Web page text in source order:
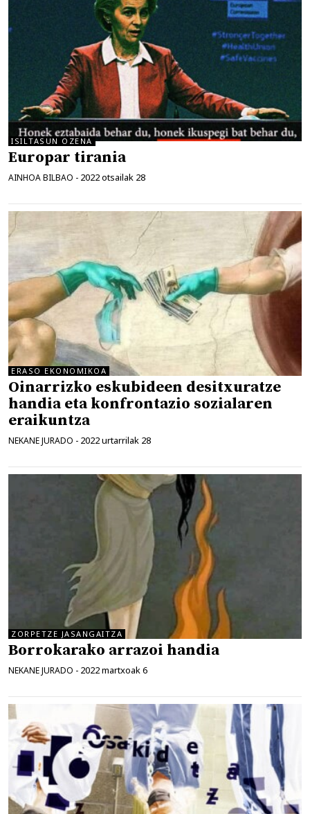
ISILTASUN OZENA
Europar tirania
AINHOA BILBAO - 2022 otsailak 28
ERASO EKONOMIKOA
Oinarrizko eskubideen desitxuratze
handia eta konfrontazio sozialaren
eraikuntza
NEKANE JURADO - 2022 urtarrilak 28
ZORPETZE JASANGAITZA
Borrokarako arrazoi handia
NEKANE JURADO - 2022 martxoak 6